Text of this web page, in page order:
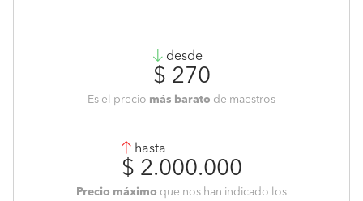
desde
$ 270
Es el precio más barato de maestros
hasta
$ 2.000.000
Precio máximo que nos han indicado los